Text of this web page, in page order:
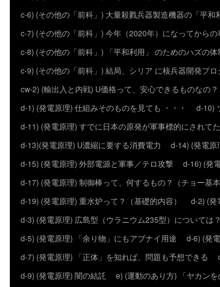
c-6) (その他の「前科」) 大量殺戮兵器製造機器の「平
c-7) (その他の「前科」) 今年（2020年）になってからの
c-8) (その他の「前科」) 「平和利用」 のためのハズの
c-9) (その他の「前科」) 結局、シリア に核兵器開発プ
cw-2) (輸出入と内戦) U価格って、安心できるものなの？
d-1) (発電原理) 仕組みそのものを見ても ・・・
d-10)
d-11) (発電原理) すでに日本の原発が軍事標的にされて
d-13)(発電原理) U濃縮に要する消費電力
d-14) (発電
d-15) (発電原理) 外部電源と軍事／テロ攻撃
d-16) (発
d-17) (発電原理) 制御棒って、何するもの？（チョー基
d-19) (発電原理) 重水炉って？（基礎的内容）
d-2) (発
d-3) (発電原理) 広島型（ウラニウム235型）については
d-5) (発電原理) 「余り物」にもアブナイ用途
d-6) (発
d-7) (発電原理) 「正体」を知れば、問題も予想できる
d-9) (発電原理) 闇の結託
e) (運動のあり方) 「ヤカン